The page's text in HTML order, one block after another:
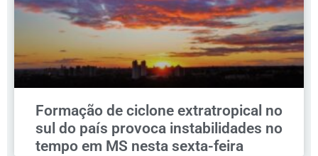
Formação de ciclone extratropical no
sul do país provoca instabilidades no
tempo em MS nesta sexta-feira